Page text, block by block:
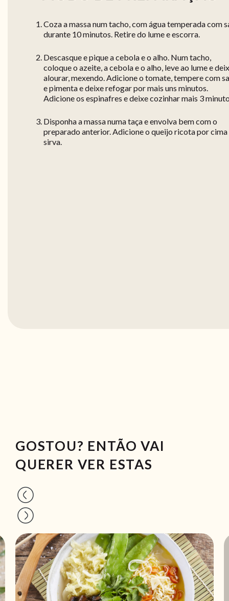
Coza a massa num tacho, com água temperada com
durante 10 minutos. Retire do lume e escorra.
Descasque e pique a cebola e o alho. Num tacho,
coloque o azeite, a cebola e o alho, leve ao lume e
alourar, mexendo. Adicione o tomate, tempere com
e pimenta e deixe refogar por mais uns minutos.
Adicione os espinafres e deixe cozinhar mais 3
Disponha a massa numa taça e envolva bem com o
preparado anterior. Adicione o queijo ricota por cima
sirva.
GOSTOU? ENTÃO VAI
QUERER VER ESTAS